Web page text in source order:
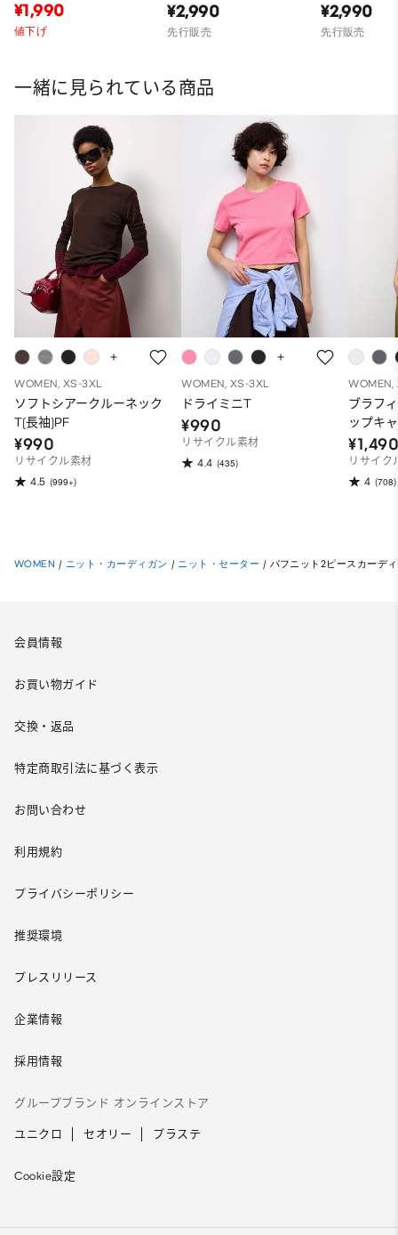
¥1,990
値下げ
¥2,990
先行販売
¥2,990
先行販売
一緒に見られている商品
WOMEN, XS-3XL
ソフトシアークルーネック
T(長袖)PF
¥990
リサイクル素材
4.5 (999+)
WOMEN, XS-3XL
ドライミニT
¥990
リサイクル素材
4.4 (435)
WOMEN,
ブラフ
ップキ
リサイク
4 (708)
WOMEN / ニット・カーディガン / ニット・セーター / パフニット2ピースカーデ
会員情報
お買い物ガイド
交換・返品
特定商取引法に基づく表示
お問い合わせ
利用規約
プライバシーポリシー
推奨環境
プレスリリース
企業情報
採用情報
グループブランド オンラインストア
ユニクロ セオリー プラステ
Cookie設定